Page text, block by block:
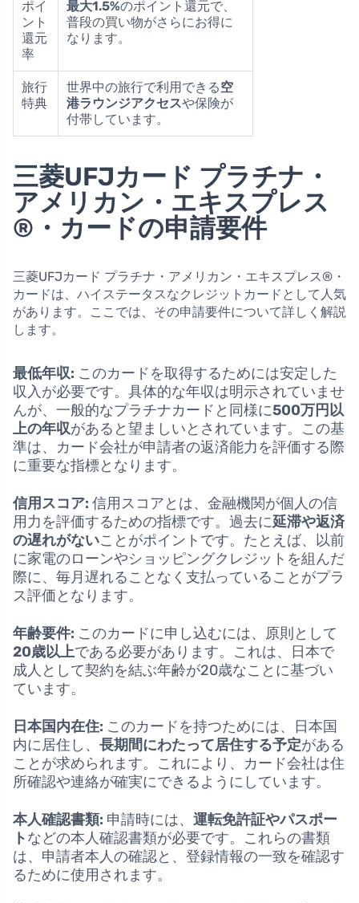
ポイ
ント
還元
率
最大1.5%のポイント還元で、
普段の買い物がさらにお得に
なります。
旅行
特典
世界中の旅行で利用できる空
港ラウンジアクセスや保険が
付帯しています。
三菱UFJカード プラチナ・
アメリカン・エキスプレス
®・カードの申請要件
三菱UFJカード プラチナ・アメリカン・エキスプレス®・
カードは、ハイステータスなクレジットカードとして人気
があります。ここでは、その申請要件について詳しく解説
します。
最低年収: このカードを取得するためには安定した
収入が必要です。具体的な年収は明示されていませ
んが、一般的なプラチナカードと同様に500万円以
上の年収があると望ましいとされています。この基
準は、カード会社が申請者の返済能力を評価する際
に重要な指標となります。
信用スコア: 信用スコアとは、金融機関が個人の信
用力を評価するための指標です。過去に延滞や返済
の遅れがないことがポイントです。たとえば、以前
に家電のローンやショッピングクレジットを組んだ
際に、毎月遅れることなく支払っていることがプラ
ス評価となります。
年齢要件: このカードに申し込むには、原則として
20歳以上である必要があります。これは、日本で
成人として契約を結ぶ年齢が20歳なことに基づい
ています。
日本国内在住: このカードを持つためには、日本国
内に居住し、 長期間にわたって居住する予定がある
ことが求められます。これにより、カード会社は住
所確認や連絡が確実にできるようにしています。
本人確認書類: 申請時には、 運転免許証やパスポー
トなどの本人確認書類が必要です。これらの書類
は、申請者本人の確認と、登録情報の一致を確認す
るために使用されます。